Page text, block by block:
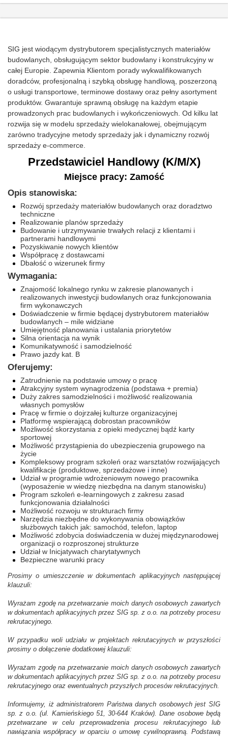
SIG jest wiodącym dystrybutorem specjalistycznych materiałów
budowlanych, obsługującym sektor budowlany i konstrukcyjny w
całej Europie. Zapewnia Klientom porady wykwalifikowanych
doradców, profesjonalną i szybką obsługę handlową, poszerzoną
o usługi transportowe, terminowe dostawy oraz pełny asortyment
produktów. Gwarantuje sprawną obsługę na każdym etapie
prowadzonych prac budowlanych i wykończeniowych. Od kilku lat
rozwija się w modelu sprzedaży wielokanałowej, obejmującym
zarówno tradycyjne metody sprzedaży jak i dynamiczny rozwój
sprzedaży e-commerce.
Przedstawiciel Handlowy (K/M/X)
Miejsce pracy: Zamość
Opis stanowiska:
Rozwój sprzedaży materiałów budowlanych oraz doradztwo
techniczne
Realizowanie planów sprzedaży
Budowanie i utrzymywanie trwałych relacji z klientami i
partnerami handlowymi
Pozyskiwanie nowych klientów
Współpracę z dostawcami
Dbałość o wizerunek firmy
Wymagania:
Znajomość lokalnego rynku w zakresie planowanych i
realizowanych inwestycji budowlanych oraz funkcjonowania
firm wykonawczych
Doświadczenie w firmie będącej dystrybutorem materiałów
budowlanych – mile widziane
Umiejętność planowania i ustalania priorytetów
Silna orientacja na wynik
Komunikatywność i samodzielność
Prawo jazdy kat. B
Oferujemy:
Zatrudnienie na podstawie umowy o pracę
Atrakcyjny system wynagrodzenia (podstawa + premia)
Duży zakres samodzielności i możliwość realizowania
własnych pomysłów
Pracę w firmie o dojrzałej kulturze organizacyjnej
Platformę wspierającą dobrostan pracowników
Możliwość skorzystania z opieki medycznej bądź karty
sportowej
Możliwość przystąpienia do ubezpieczenia grupowego na
życie
Kompleksowy program szkoleń oraz warsztatów rozwijających
kwalifikacje (produktowe, sprzedażowe i inne)
Udział w programie wdrożeniowym nowego pracownika
(wyposażenie w wiedzę niezbędna na danym stanowisku)
Program szkoleń e-learningowych z zakresu zasad
funkcjonowania działalności
Możliwość rozwoju w strukturach firmy
Narzędzia niezbędne do wykonywania obowiązków
służbowych takich jak: samochód, telefon, laptop
Możliwość zdobycia doświadczenia w dużej międzynarodowej
organizacji o rozproszonej strukturze
Udział w Inicjatywach charytatywnych
Bezpieczne warunki pracy
Prosimy o umieszczenie w dokumentach aplikacyjnych następującej
klauzuli:
Wyrażam zgodę na przetwarzanie moich danych osobowych zawartych
w dokumentach aplikacyjnych przez SIG sp. z o.o. na potrzeby procesu
rekrutacyjnego.
W przypadku woli udziału w projektach rekrutacyjnych w przyszłości
prosimy o dołączenie dodatkowej klauzuli:
Wyrażam zgodę na przetwarzanie moich danych osobowych zawartych
w dokumentach aplikacyjnych przez SIG sp. z o.o. na potrzeby procesu
rekrutacyjnego oraz ewentualnych przyszłych procesów rekrutacyjnych.
Informujemy, iż administratorem Państwa danych osobowych jest SIG
sp. z o.o. (ul. Kamieńskiego 51, 30-644 Kraków). Dane osobowe będą
przetwarzane w celu przeprowadzenia procesu rekrutacyjnego lub
nawiązania współpracy w oparciu o umowę cywilnoprawną. Podstawą